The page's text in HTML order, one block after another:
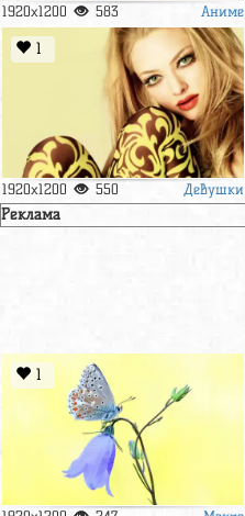
1920x1200 583 Аниме
1
1920x1200 550 Девушки
Реклама
1